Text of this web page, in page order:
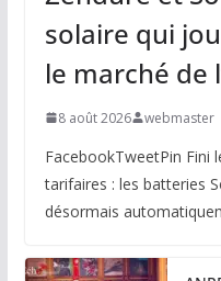
solaire qui
le marché de
8 août 2026 webmaster
FacebookTweetPin Fini
tarifaires : les batteries
désormais